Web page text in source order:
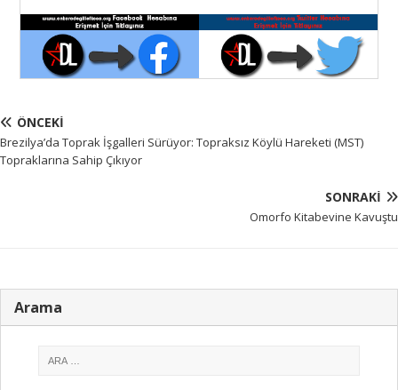
ÖNCEKI
Brezilya’da Toprak İşgalleri Sürüyor: Topraksız Köylü Hareketi (MST)
Topraklarına Sahip Çıkıyor
SONRAKI
Omorfo Kitabevine Kavuştu
Arama